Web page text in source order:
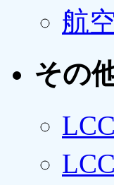
航
その